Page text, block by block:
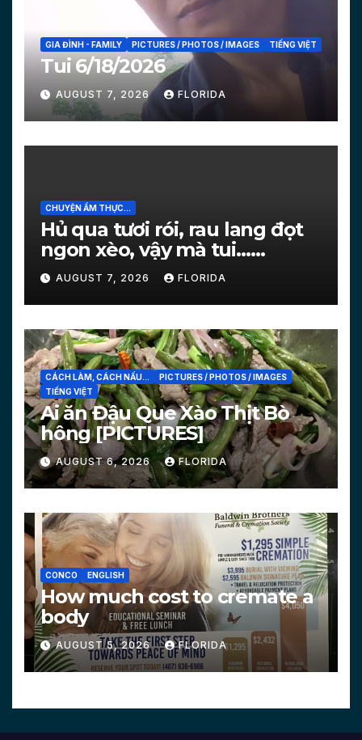
GIA ĐÌNH - FAMILY PICTURES / PHOTOS / IMAGES TIẾNG VIỆT
Tui 6/18/2026
AUGUST 7, 2026 FLORIDA
CHUYỆN ẨM THỰC...
Hủ qua tươi rói, rau lang đọt
ngon xèo, vậy mà tui…
[PICTURES]
AUGUST 7, 2026 FLORIDA
CÁCH LÀM, CÁCH NẤU...
PICTURES / PHOTOS / IMAGES
TIẾNG VIỆT
Ai ăn Đậu Que Xào Thịt Bò
hông [PICTURES]
AUGUST 6, 2026 FLORIDA
CONCO ENGLISH
How much cost to cremate a
body
AUGUST 5, 2026 FLORIDA